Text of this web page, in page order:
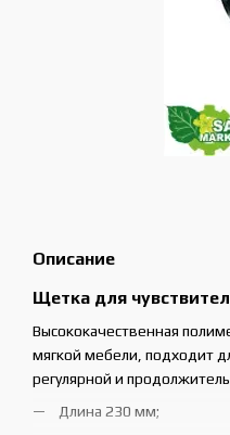
Описание
Щетка для
Высококачественная
мягкой мебели, подходит
регулярной и
Длина 230 мм;